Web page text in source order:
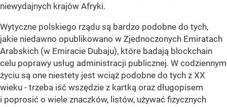
niewydajnych krajów Afryki.
Wytyczne polskiego rządu są bardzo podobne do tych,
jakie niedawno opublikowano w Zjednoczonych Emiratach
Arabskich (w Emiracie Dubaju), które badają blockchain
celu poprawy usług administracji publicznej. W codziennym
życiu są one niestety jest wciąż podobne do tych z XX
wieku - trzeba iść wszędzie z kartką oraz długopisem
i poprosić o wiele znaczków, listów, używać fizycznych